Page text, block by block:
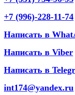
+7 (996)-228-11-74
Написать в
Написать в Viber
Написать в
int174@yandex.ru